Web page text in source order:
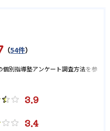
旭野高校
風南海高校
（54件）
個別指導塾アンケート調査方法を参
3.9
3.4